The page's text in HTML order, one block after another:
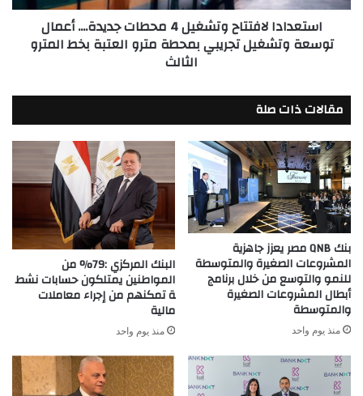
وتشغيل
تجريبي
بمحطة
بخط
المترو
الثالث
استعدادا لافتتاح وتشغيل 4 محطات جديدة.... أعمال
توسعة وتشغيل تجريبي بمحطة مترو العتبة بخط المترو
الثالث
مقالات ذات صلة
بنك QNB مصر يعزز جاهزية
المشروعات الصغيرة والمتوسطة
للنمو والتوسع من خلال برنامج
أبطال المشروعات الصغيرة
والمتوسطة
منذ يوم واحد
البنك المركزي :79% من
المواطنين يمتلكون حسابات نشط
ة تمكنهم من إجراء معاملات
مالية
منذ يوم واحد